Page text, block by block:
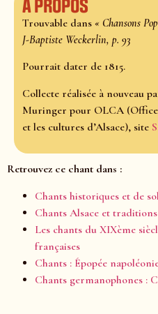
À propos
Trouvable dans « Chansons
J-Baptiste Weckerlin, p. 93
Pourrait dater de 1815.
Collecte réalisée à nouveau
Muringer pour OLCA
et les cultures d’Alsace), site
Retrouvez ce chant dans :
Chants historiques et de
Chants Alsace et
Les chants du XIXème
françaises
Chants : Épopée
Chants germanophones :